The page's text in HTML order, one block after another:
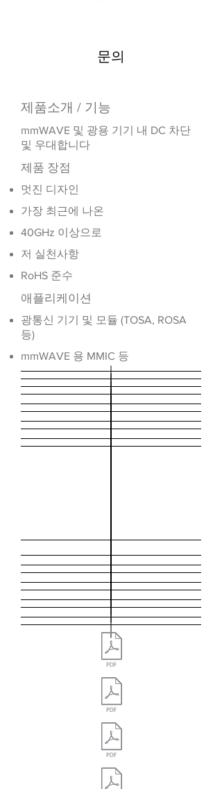
문의
제품소개 / 기능
mmWAVE 및 광용 기기 내 DC 차단
및 우대합니다
​제품 장점
멋진 디자인
가장 최근에 나온
40GHz 이상으로
저 실천사항
RoHS 준수
애플리케이션
광통신 기기 및 모듈 (TOSA, ROSA
등)
mmWAVE 용 MMIC 등